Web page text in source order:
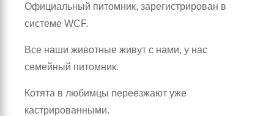
Официальный питомник, зарегистрирован в
системе WCF.
Все наши животные живут с нами, у нас
семейный питомник.
Котята в любимцы переезжают уже
кастрированными.